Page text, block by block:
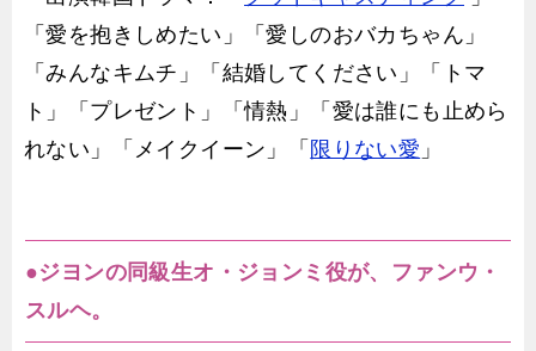
「愛を抱きしめたい」「愛しのおバカちゃん」
「みんなキムチ」「結婚してください」「トマ
ト」「プレゼント」「情熱」「愛は誰にも止めら
れない」「メイクイーン」「 限りない愛 」
●ジヨンの同級生オ・ジョンミ役が、ファンウ・
スルヘ。